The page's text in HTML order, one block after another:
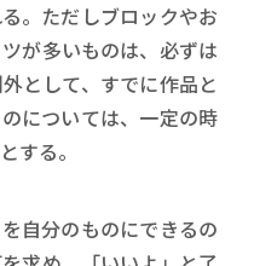
。ただしブロックやお
が多いものは、必ずは
として、すでに作品と
については、一定の時
する。
自分のものにできるの